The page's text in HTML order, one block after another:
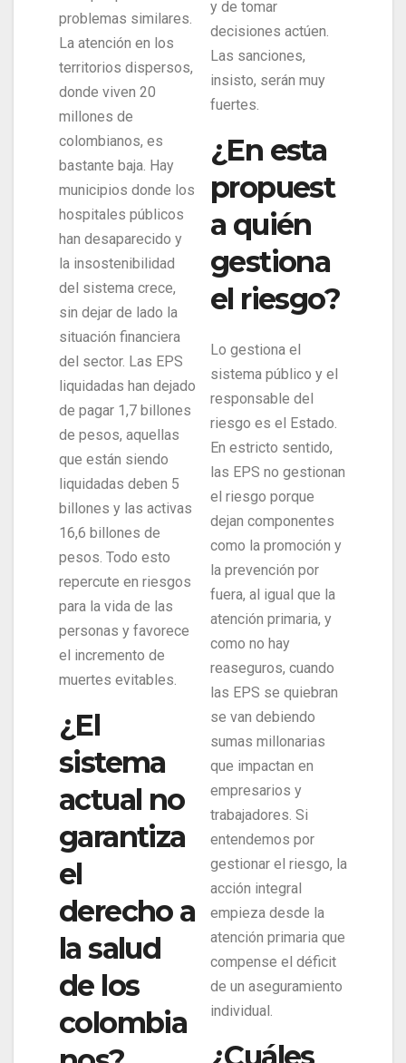
problemas similares.
La atención en los
territorios dispersos,
donde viven 20
millones de
colombianos, es
bastante baja. Hay
municipios donde los
hospitales públicos
han desaparecido y
la insostenibilidad
del sistema crece,
sin dejar de lado la
situación financiera
del sector. Las EPS
liquidadas han dejado
de pagar 1,7 billones
de pesos, aquellas
que están siendo
liquidadas deben 5
billones y las activas
16,6 billones de
pesos. Todo esto
repercute en riesgos
para la vida de las
personas y favorece
el incremento de
muertes evitables.
¿El
sistema
actual no
garantiza
el
derecho a
la salud
de los
colombia
y de tomar
decisiones actúen.
Las sanciones,
insisto, serán muy
fuertes.
¿En esta
propuest
a quién
gestiona
el riesgo?
Lo gestiona el
sistema público y el
responsable del
riesgo es el Estado.
En estricto sentido,
las EPS no gestionan
el riesgo porque
dejan componentes
como la promoción y
la prevención por
fuera, al igual que la
atención primaria, y
como no hay
reaseguros, cuando
las EPS se quiebran
se van debiendo
sumas millonarias
que impactan en
empresarios y
trabajadores. Si
entendemos por
gestionar el riesgo, la
acción integral
empieza desde la
atención primaria que
compense el déficit
de un aseguramiento
individual.